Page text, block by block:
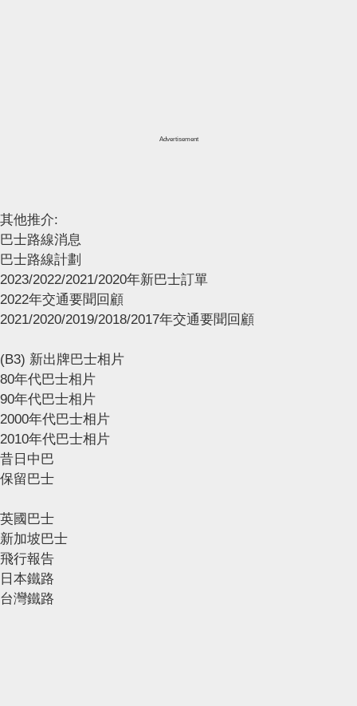
Advertisement
其他推介:
巴士路線消息
巴士路線計劃
2023/2022/2021/2020年新巴士訂單
2022年交通要聞回顧
2021/2020/2019/2018/2017年交通要聞回顧
(B3) 新出牌巴士相片
80年代巴士相片
90年代巴士相片
2000年代巴士相片
2010年代巴士相片
昔日中巴
保留巴士
英國巴士
新加坡巴士
飛行報告
日本鐵路
台灣鐵路